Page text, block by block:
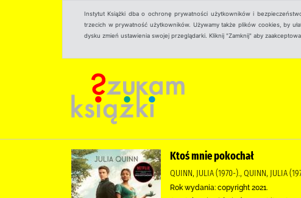
Instytut Książki dba o ochronę prywatności użytkowników i
trzecich w prywatność użytkowników. Używamy także plików cookies, by
dysku zmień ustawienia swojej przeglądarki. Kliknij "Zamknij" aby
Ktoś mnie pokochał
QUINN, JULIA (1970-)., QUINN, JULIA
Rok wydania: copyright 2021.